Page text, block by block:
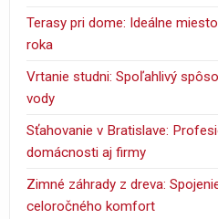
Terasy pri dome: Ideálne
roka
Vrtanie studni: Spoľahlivý
vody
Sťahovanie v Bratislave:
domácnosti aj firmy
Zimné záhrady z dreva:
celoročného komfort